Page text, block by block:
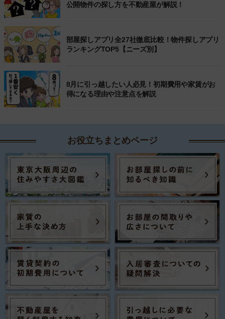
公開物件の探し方を不動産屋が解説！
部屋探しアプリ全27社徹底比較！物件探しアプリ
ランキングTOP5【ニーズ別】
8月に引っ越したい人必見！初期費用や家賃がお
得になる理由や注意点を解説
お役立ちまとめページ